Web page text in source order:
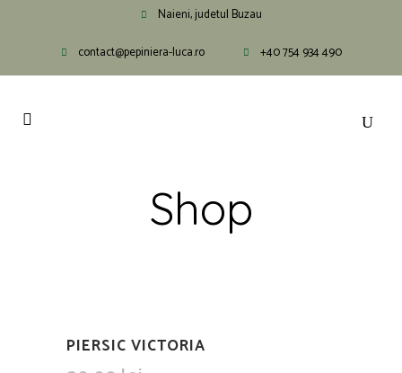
Naieni, judetul Buzau
contact@pepiniera-luca.ro
+40 754 934 490
Shop
PIERSIC VICTORIA